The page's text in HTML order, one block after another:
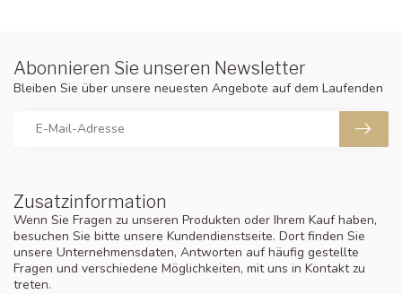
Zusatzinformation
Wenn Sie Fragen zu unseren Produkten oder Ihrem Kauf haben,
besuchen Sie bitte unsere Kundendienstseite. Dort finden Sie
unsere Unternehmensdaten, Antworten auf häufig gestellte
Fragen und verschiedene Möglichkeiten, mit uns in Kontakt zu
treten.
Abonnieren Sie unseren Newsletter
Bleiben Sie über unsere neuesten Angebote auf dem Laufenden